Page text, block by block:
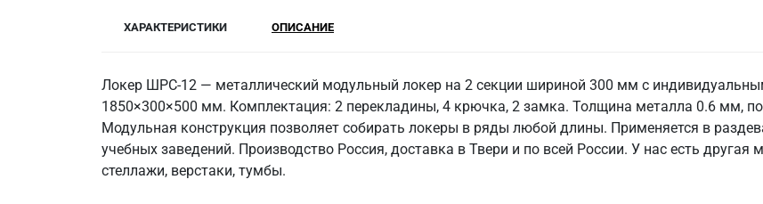
ХАРАКТЕРИСТИКИ ОПИСАНИЕ
Локер ШРС-12 — металлический модульный локер на 2 секции шириной 300 мм с
1850×300×500 мм. Комплектация: 2 перекладины, 4 крючка, 2 замка. Толщина металла 0.6 мм,
Модульная конструкция позволяет собирать локеры в ряды любой длины. Применяется в
учебных заведений. Производство Россия, доставка в Твери и по всей России. У нас есть
стеллажи, верстаки, тумбы.